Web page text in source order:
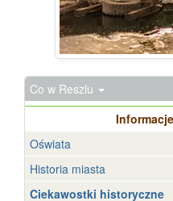
Co w Reszlu
Oświata
Historia miasta
Ciekawostki historyczne